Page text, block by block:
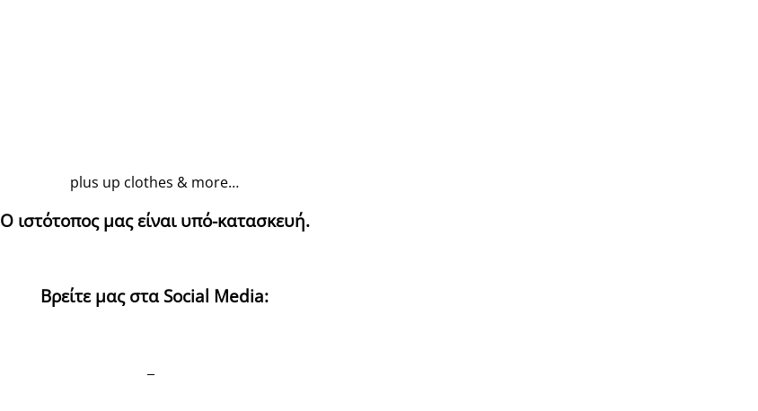
plus up clothes & more…
Ο ιστότοπος μας είναι υπό-κατασκευή.
Βρείτε μας στα Social Media: